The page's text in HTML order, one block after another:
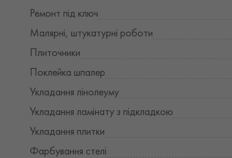
Ремонт під ключ
Малярні, штукатурні роботи
Плиточники
Поклейка шпалер
Укладання лінолеуму
Укладання ламінату з підкладкою
Укладання плитки
Фарбування стелі